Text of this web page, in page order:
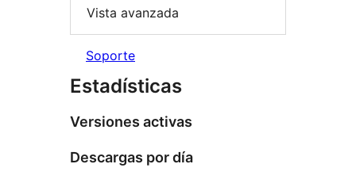
Vista avanzada
Soporte
Estadísticas
Versiones activas
Descargas por día